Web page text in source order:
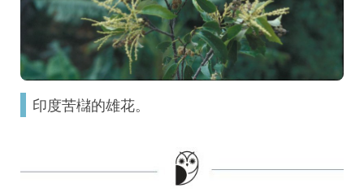
印度苦櫧的雄花。